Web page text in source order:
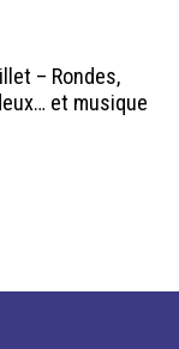
– Rondes,
et musique